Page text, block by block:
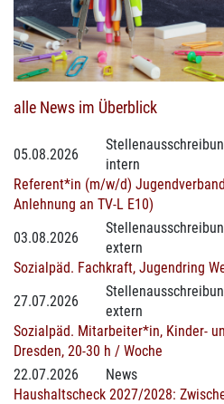
alle News im Überblick
05.08.2026
intern
Referent*in (m/w/d)
Anlehnung an TV-L E10)
03.08.2026
extern
Sozialpäd. Fachkraft, Jugendring
27.07.2026
extern
Sozialpäd. Mitarbeiter*in, Kinder-
Dresden, 20-30 h / Woche
22.07.2026
News
Haushaltscheck 2027/2028: